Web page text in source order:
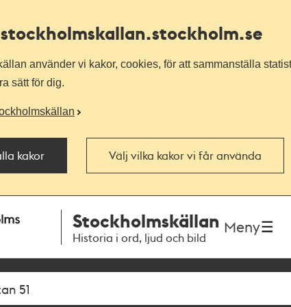
.stockholm.se
använder vi kakor, cookies, för att sammanställa
sätt för dig.
kakor Välj vilka kakor vi får använda
Stockholmskällan
Historia i ord, ljud och bild
Meny